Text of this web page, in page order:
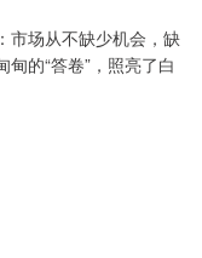
市场从不缺少机会，缺
的“答卷”，照亮了白